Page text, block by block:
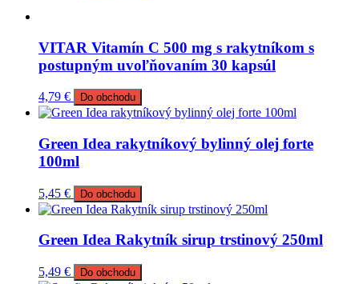
VITAR Vitamín C 500 mg s rakytníkom s
postupným uvoľňovaním 30 kapsúl
4,79 € Do obchodu
Green Idea rakytníkový bylinný olej forte
100ml
5,45 € Do obchodu
Green Idea Rakytník sirup trstinový 250ml
5,49 € Do obchodu